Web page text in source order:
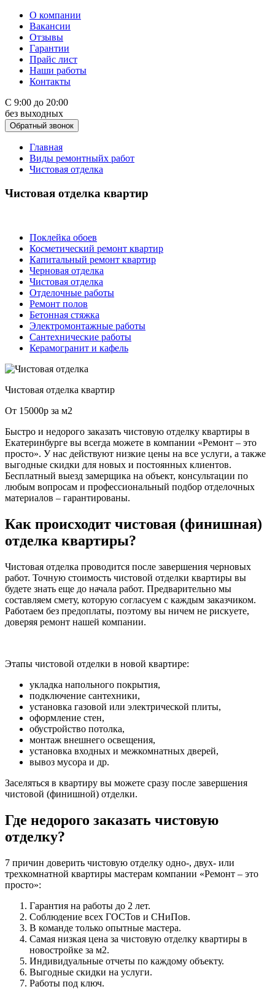
О компании
Вакансии
Отзывы
Гарантии
Прайс лист
Наши работы
Контакты
С 9:00 до 20:00
без выходных
Обратный звонок
Главная
Виды ремонтныйх работ
Чистовая отделка
Чистовая отделка квартир
Поклейка обоев
Косметический ремонт квартир
Капитальный ремонт квартир
Черновая отделка
Чистовая отделка
Отделочные работы
Ремонт полов
Бетонная стяжка
Электромонтажные работы
Сантехнические работы
Керамогранит и кафель
Чистовая отделка квартир
От 15000р за м2
Быстро и недорого заказать чистовую отделку квартиры в
Екатеринбурге вы всегда можете в компании «Ремонт – это
просто». У нас действуют низкие цены на все услуги, а также
выгодные скидки для новых и постоянных клиентов.
Бесплатный выезд замерщика на объект, консультации по
любым вопросам и профессиональный подбор отделочных
материалов – гарантированы.
Как происходит чистовая (финишная)
отделка квартиры?
Чистовая отделка проводится после завершения черновых
работ. Точную стоимость чистовой отделки квартиры вы
будете знать еще до начала работ. Предварительно мы
составляем смету, которую согласуем с каждым заказчиком.
Работаем без предоплаты, поэтому вы ничем не рискуете,
доверяя ремонт нашей компании.
Этапы чистовой отделки в новой квартире:
укладка напольного покрытия,
подключение сантехники,
установка газовой или электрической плиты,
оформление стен,
обустройство потолка,
монтаж внешнего освещения,
установка входных и межкомнатных дверей,
вывоз мусора и др.
Заселяться в квартиру вы можете сразу после завершения
чистовой (финишной) отделки.
Где недорого заказать чистовую
отделку?
7 причин доверить чистовую отделку одно-, двух- или
трехкомнатной квартиры мастерам компании «Ремонт – это
просто»:
Гарантия на работы до 2 лет.
Соблюдение всех ГОСТов и СНиПов.
В команде только опытные мастера.
Самая низкая цена за чистовую отделку квартиры в
новостройке за м2.
Индивидуальные отчеты по каждому объекту.
Выгодные скидки на услуги.
Работы под ключ.